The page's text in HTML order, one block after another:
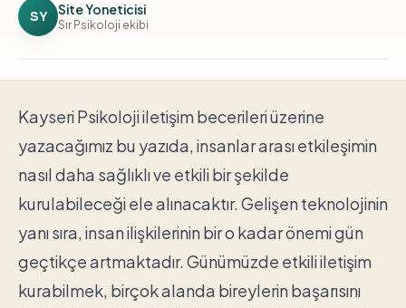
SY Site Yoneticisi
Sır Psikoloji ekibi
Kayseri Psikoloji iletişim becerileri üzerine
yazacağımız bu yazıda, insanlar arası etkileşimin
nasıl daha sağlıklı ve etkili bir şekilde
kurulabileceği ele alınacaktır. Gelişen teknolojinin
yanı sıra, insan ilişkilerinin bir o kadar önemi gün
geçtikçe artmaktadır. Günümüzde etkili iletişim
kurabilmek, birçok alanda bireylerin başarısını